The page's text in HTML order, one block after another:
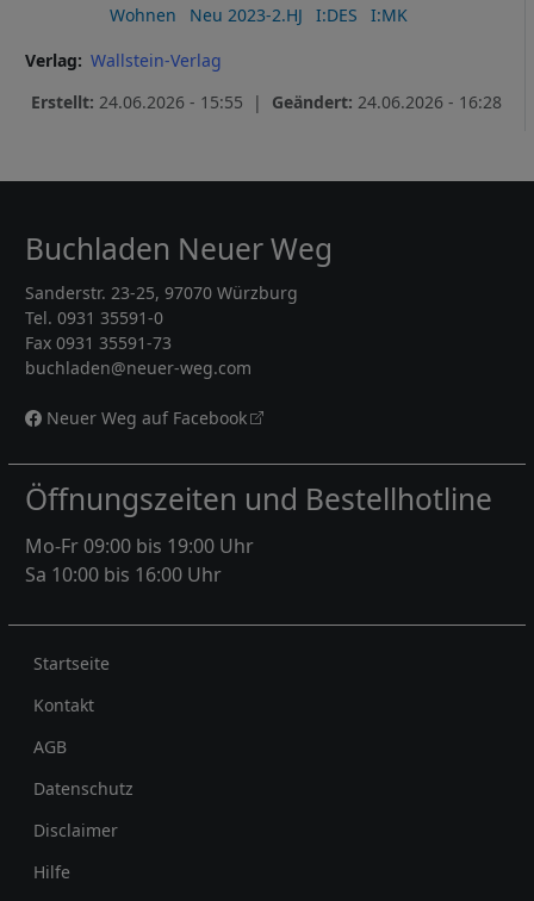
Wohnen
Neu 2023-2.HJ I:DES I:MK
Verlag
Wallstein-Verlag
Erstellt: 24.06.2026 - 15:55 | Geändert: 24.06.2026 - 16:28
Buchladen Neuer Weg
Sanderstr. 23-25, 97070 Würzburg
Tel. 0931 35591-0
Fax 0931 35591-73
buchladen@neuer-weg.com
Neuer Weg auf Facebook
Öffnungszeiten und Bestellhotline
Mo-Fr 09:00 bis 19:00 Uhr
Sa 10:00 bis 16:00 Uhr
Rechtliches
Startseite
Kontakt
AGB
Datenschutz
Disclaimer
Hilfe